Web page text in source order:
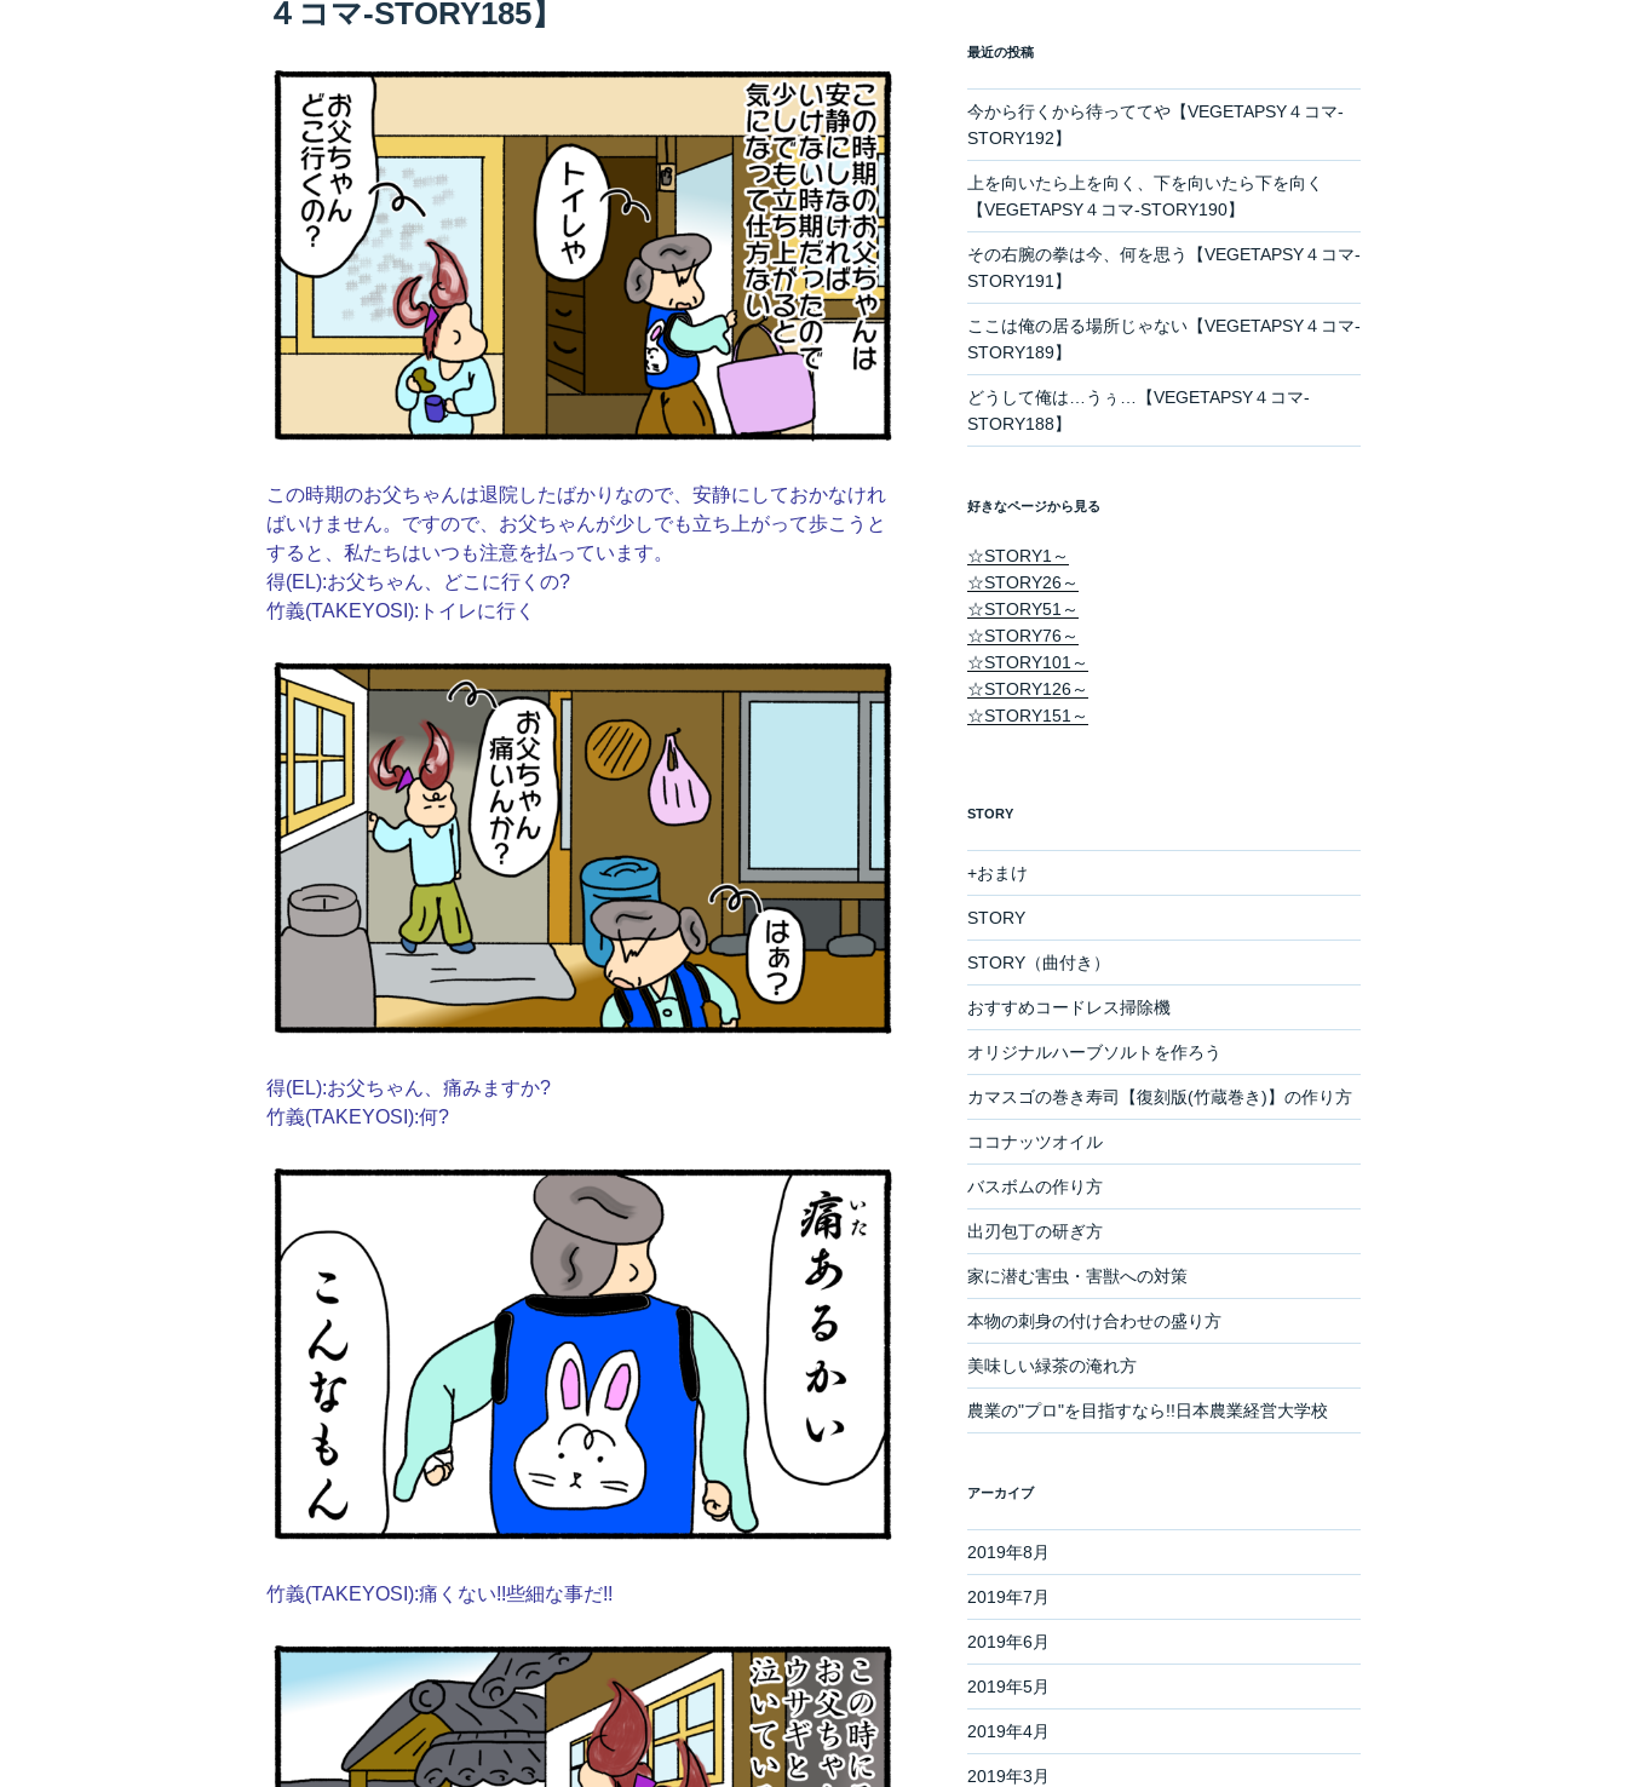
４コマ-STORY185】
この時期のお父ちゃんは退院したばかりなので、安静にしておかなけれ
ばいけません。ですので、お父ちゃんが少しでも立ち上がって歩こうと
すると、私たちはいつも注意を払っています。
得(EL):お父ちゃん、どこに行くの?
竹義(TAKEYOSI):トイレに行く
得(EL):お父ちゃん、痛みますか?
竹義(TAKEYOSI):何?
竹義(TAKEYOSI):痛くない!!些細な事だ!!
最近の投稿
今から行くから待っててや【VEGETAPSY４コマ-
STORY192】
上を向いたら上を向く、下を向いたら下を向く
【VEGETAPSY４コマ-STORY190】
その右腕の拳は今、何を思う【VEGETAPSY４コマ-
STORY191】
ここは俺の居る場所じゃない【VEGETAPSY４コマ-
STORY189】
どうして俺は…うぅ…【VEGETAPSY４コマ-
STORY188】
好きなページから見る
☆STORY1～
☆STORY26～
☆STORY51～
☆STORY76～
☆STORY101～
☆STORY126～
☆STORY151～
STORY
+おまけ
STORY
STORY（曲付き）
おすすめコードレス掃除機
オリジナルハーブソルトを作ろう
カマスゴの巻き寿司【復刻版(竹蔵巻き)】の作り方
ココナッツオイル
バスボムの作り方
出刃包丁の研ぎ方
家に潜む害虫・害獣への対策
本物の刺身の付け合わせの盛り方
美味しい緑茶の淹れ方
農業の"プロ"を目指すなら!!日本農業経営大学校
アーカイブ
2019年8月
2019年7月
2019年6月
2019年5月
2019年4月
2019年3月